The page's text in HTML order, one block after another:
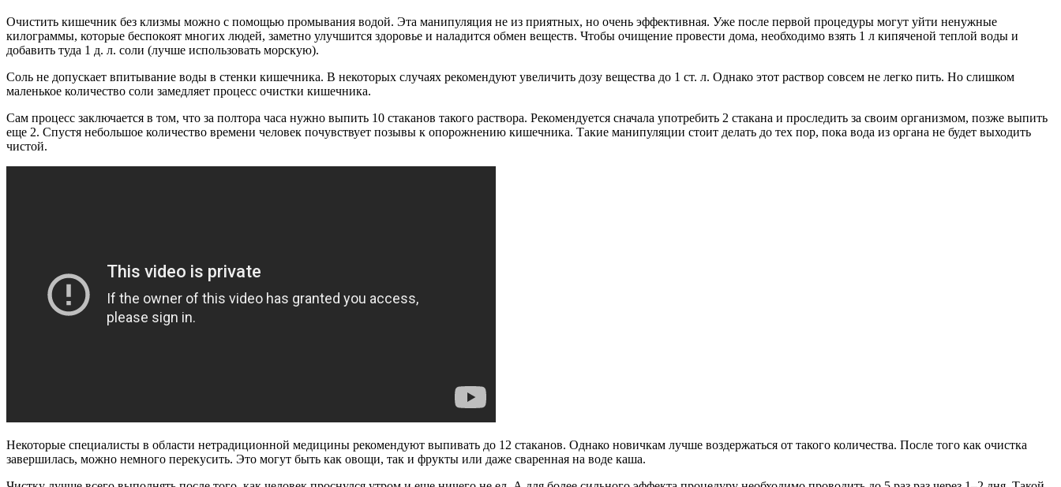
Очистить кишечник без клизмы можно с помощью промывания водой. Эта манипуляция не из приятных, но очень эффективная. Уже после первой процедуры могут уйти ненужные
килограммы, которые беспокоят многих людей, заметно улучшится здоровье и наладится обмен веществ. Чтобы очищение провести дома, необходимо взять 1 л кипяченой теплой воды и
добавить туда 1 д. л. соли (лучше использовать морскую).
Соль не допускает впитывание воды в стенки кишечника. В некоторых случаях рекомендуют увеличить дозу вещества до 1 ст. л. Однако этот раствор совсем не легко пить. Но слишком
маленькое количество соли замедляет процесс очистки кишечника.
Сам процесс заключается в том, что за полтора часа нужно выпить 10 стаканов такого раствора. Рекомендуется сначала употребить 2 стакана и проследить за своим организмом, позже выпить
еще 2. Спустя небольшое количество времени человек почувствует позывы к опорожнению кишечника. Такие манипуляции стоит делать до тех пор, пока вода из органа не будет выходить
чистой.
Некоторые специалисты в области нетрадиционной медицины рекомендуют выпивать до 12 стаканов. Однако новичкам лучше воздержаться от такого количества. После того как очистка
завершилась, можно немного перекусить. Это могут быть как овощи, так и фрукты или даже сваренная на воде каша.